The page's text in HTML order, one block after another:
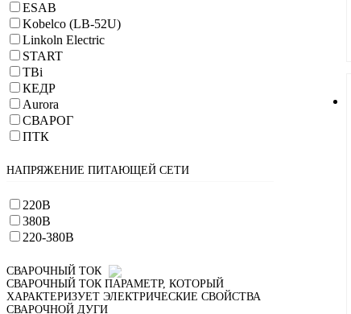
ESAB
Kobelco (LB-52U)
Linkoln Electric
START
TBi
КЕДР
Aurora
СВАРОГ
ПТК
НАПРЯЖЕНИЕ ПИТАЮЩЕЙ СЕТИ
220В
380В
220-380В
СВАРОЧНЫЙ ТОК
СВАРОЧНЫЙ ТОК ПАРАМЕТР, КОТОРЫЙ
ХАРАКТЕРИЗУЕТ ЭЛЕКТРИЧЕСКИЕ СВОЙСТВА
СВАРОЧНОЙ ДУГИ